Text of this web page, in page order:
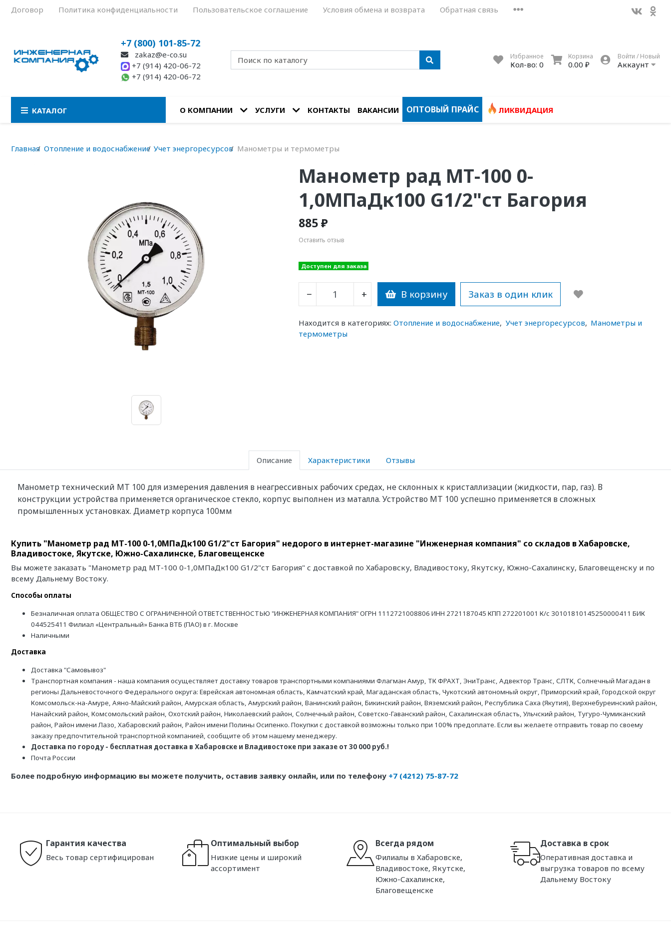
Договор Политика конфиденциальности Пользовательское соглашение Условия обмена и возврата Обратная связь
+7 (800) 101-85-72
zakaz@e-co.su
+7 (914) 420-06-72
+7 (914) 420-06-72
Избранное
Кол-во: 0
Корзина
0.00 ₽
Войти / Новый
Аккаунт
КАТАЛОГ О КОМПАНИИ УСЛУГИ КОНТАКТЫ ВАКАНСИИ ОПТОВЫЙ ПРАЙС ЛИКВИДАЦИЯ
Главная Отопление и водоснабжение Учет энергоресурсов Манометры и термометры
Манометр рад МТ-100 0-
1,0МПаДк100 G1/2"ст Багория
885 ₽
Оставить отзыв
Доступен для заказа
− + В корзину Заказ в один клик
Находится в категориях: Отопление и водоснабжение, Учет энергоресурсов, Манометры и
термометры
Описание Характеристики Отзывы
Манометр технический МТ 100 для измерения давления в неагрессивных рабочих средах, не склонных к кристаллизации (жидкости, пар, газ). В
конструкции устройства применяется органическое стекло, корпус выполнен из маталла. Устройство МТ 100 успешно применяется в сложных
промышленных установках. Диаметр корпуса 100мм
Купить "Манометр рад МТ-100 0-1,0МПаДк100 G1/2"ст Багория" недорого в интернет-магазине "Инженерная компания" со складов в Хабаровске,
Владивостоке, Якутске, Южно-Сахалинске, Благовещенске
Вы можете заказать "Манометр рад МТ-100 0-1,0МПаДк100 G1/2"ст Багория" с доставкой по Хабаровску, Владивостоку, Якутску, Южно-Сахалинску, Благовещенску и по
всему Дальнему Востоку.
Способы оплаты
Безналичная оплата ОБЩЕСТВО С ОГРАНИЧЕННОЙ ОТВЕТСТВЕННОСТЬЮ "ИНЖЕНЕРНАЯ КОМПАНИЯ" ОГРН 1112721008806 ИНН 2721187045 КПП 272201001 К/с 30101810145250000411 БИК
044525411 Филиал «Центральный» Банка ВТБ (ПАО) в г. Москве
Наличными
Доставка
Доставка "Самовывоз"
Транспортная компания - наша компания осуществляет доставку товаров транспортными компаниями Флагман Амур, ТК ФРАХТ, ЭниТранс, Адвектор Транс, СЛТК, Солнечный Магадан в
регионы Дальневосточного Федерального округа: Еврейская автономная область, Камчатский край, Магаданская область, Чукотский автономный округ, Приморский край, Городской округ
Комсомольск-на-Амуре, Аяно-Майский район, Амурская область, Амурский район, Ванинский район, Бикинский район, Вяземский район, Республика Саха (Якутия), Верхнебуреинский район,
Нанайский район, Комсомольский район, Охотский район, Николаевский район, Солнечный район, Советско-Гаванский район, Сахалинская область, Ульчский район, Тугуро-Чумиканский
район, Район имени Лазо, Хабаровский район, Район имени Полины Осипенко. Покупки с доставкой возможны только при 100% предоплате. Если вы желаете отправить товар по своему
заказу предпочтительной транспортной компанией, сообщите об этом нашему менеджеру.
Доставка по городу - бесплатная доставка в Хабаровске и Владивостоке при заказе от 30 000 руб.!
Почта России
Более подробную информацию вы можете получить, оставив заявку онлайн, или по телефону +7 (4212) 75-87-72
Гарантия качества
Весь товар сертифицирован
Оптимальный выбор
Низкие цены и широкий
ассортимент
Всегда рядом
Филиалы в Хабаровске,
Владивостоке, Якутске,
Южно-Сахалинске,
Благовещенске
Доставка в срок
Оперативная доставка и
выгрузка товаров по всему
Дальнему Востоку